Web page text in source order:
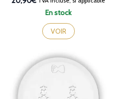
En stock
VOIR